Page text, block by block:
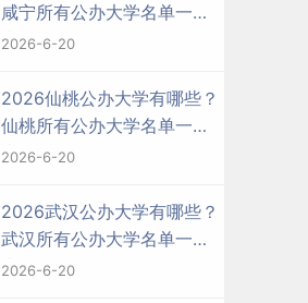
咸宁所有公办大学名单一览
表（2所）
2026-6-20
2026仙桃公办大学有哪些？
仙桃所有公办大学名单一览
表（1所）
2026-6-20
2026武汉公办大学有哪些？
武汉所有公办大学名单一览
表（52所）
2026-6-20